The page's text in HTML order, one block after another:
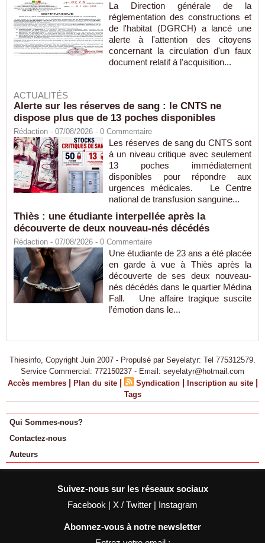
La Direction générale de la
réglementation des constructions et
de l'habitat (DGRCH) a lancé une
alerte à l'attention des citoyens
concernant la circulation d'un faux
document relatif à l'acquisition...
ACTUALITÉS
Alerte sur les réserves de sang : le CNTS ne
dispose plus que de 13 poches disponibles
Rédaction - 07/08/2026 - 0 Commentaire
Les réserves de sang du CNTS sont
à un niveau critique avec seulement
13 poches immédiatement
disponibles pour répondre aux
urgences médicales. Le Centre
national de transfusion sanguine...
Thiès : une étudiante interpellée après la
découverte de deux nouveau-nés décédés
Rédaction - 07/08/2026 - 0 Commentaire
Une étudiante de 23 ans a été placée
en garde à vue à Thiès après la
découverte de ses deux nouveau-
nés décédés dans le quartier Médina
Fall. Une affaire tragique suscite
l’émotion dans le...
Thiesinfo, Copyright Juin 2007 - Propulsé par Seyelatyr: Tel 775312579.
Service Commercial: 772150237 - Email: seyelatyr@hotmail.com
Accès membres | Plan du site | Syndication | Inscription au site |
Tags
Qui Sommes-nous?
Contactez-nous
Auteurs
Suivez-nous sur les réseaux sociaux
Facebook | X / Twitter | Instagram
Abonnez-vous à notre newsletter